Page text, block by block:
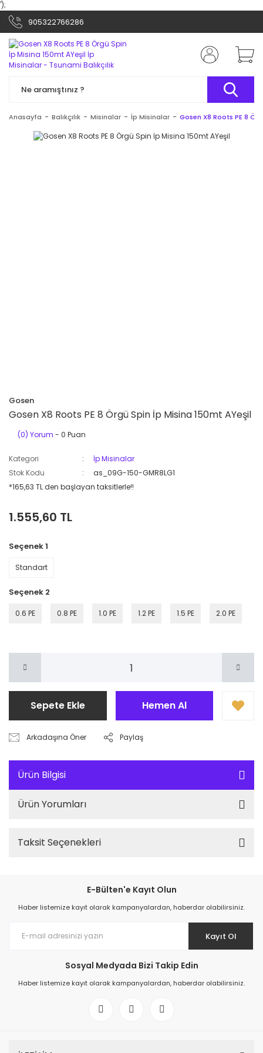
');
905322766286
Anasayfa Balıkçılık Misinalar İp Misinalar Gosen X8 Roots PE 8
Gosen
Gosen X8 Roots PE 8 Örgü Spin İp Misina 150mt AYeşil
(0) Yorum - 0 Puan
Kategori
İp Misinalar
Stok Kodu
as_09G-150-GMR8LG1
*165,63 TL den başlayan taksitlerle!!
1.555,60 TL
Seçenek 1
Standart
Seçenek 2
0.6 PE 0.8 PE 1.0 PE 1.2 PE 1.5 PE 2.0 PE
Sepete Ekle Hemen Al
Arkadaşına Öner Paylaş
Ürün Bilgisi
Ürün Yorumları
Taksit Seçenekleri
E-Bülten'e Kayıt Olun
Haber listemize kayıt olarak kampanyalardan, haberdar olabilirsiniz.
Kayıt Ol
Sosyal Medyada Bizi Takip Edin
Haber listemize kayıt olarak kampanyalardan, haberdar olabilirsiniz.